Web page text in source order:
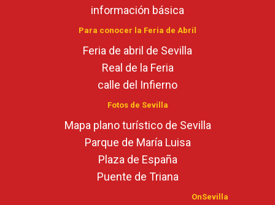
información básica
Para conocer la Feria de Abril
Feria de abril de Sevilla
Real de la Feria
calle del Infierno
Fotos de Sevilla
Mapa plano turístico de Sevilla
Parque de María Luisa
Plaza de España
Puente de Triana
OnSevilla